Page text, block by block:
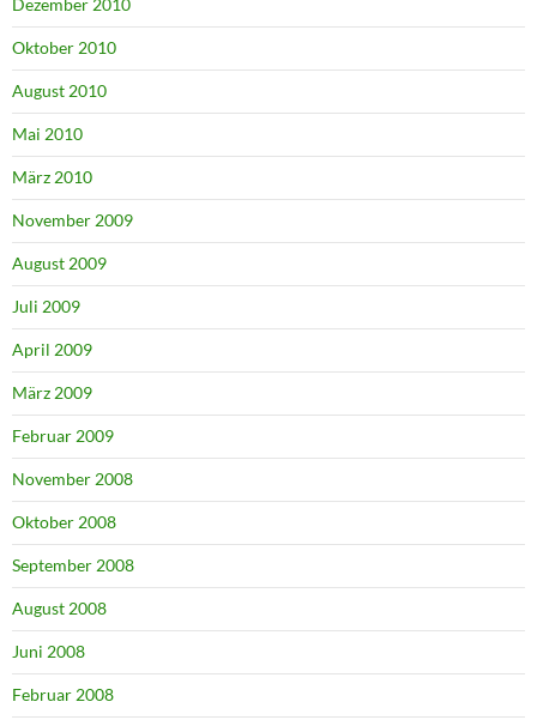
Dezember 2010
Oktober 2010
August 2010
Mai 2010
März 2010
November 2009
August 2009
Juli 2009
April 2009
März 2009
Februar 2009
November 2008
Oktober 2008
September 2008
August 2008
Juni 2008
Februar 2008